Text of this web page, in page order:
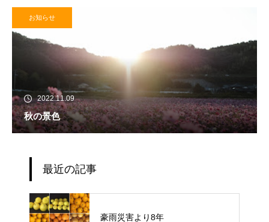
お知らせ
2022.11.09
秋の景色
最近の記事
豪雨災害より8年